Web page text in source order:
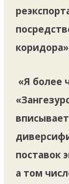
«Я более
поставок
а том